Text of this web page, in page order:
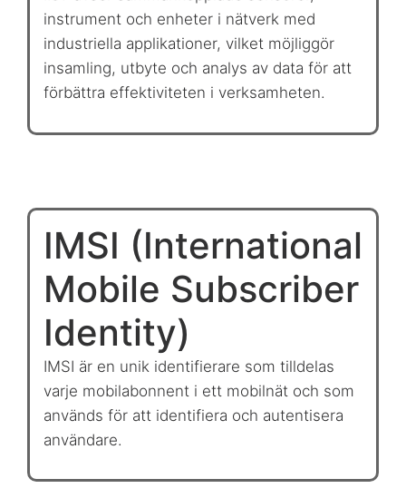
instrument och enheter i nätverk med
industriella applikationer, vilket möjliggör
insamling, utbyte och analys av data för att
förbättra effektiviteten i verksamheten.
IMSI (International
Mobile Subscriber
Identity)
IMSI är en unik identifierare som tilldelas
varje mobilabonnent i ett mobilnät och som
används för att identifiera och autentisera
användare.